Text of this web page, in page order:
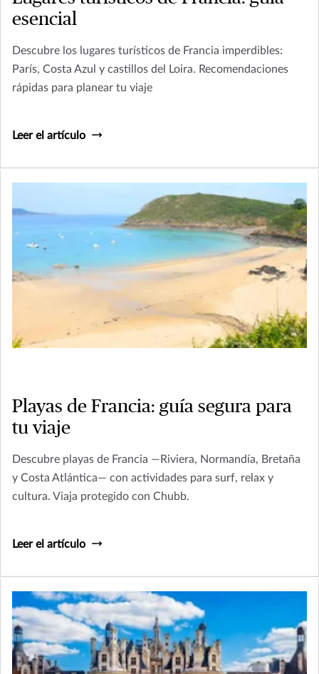
esencial
Descubre los lugares turísticos de Francia imperdibles:
París, Costa Azul y castillos del Loira. Recomendaciones
rápidas para planear tu viaje
Leer el artículo
Playas de Francia: guía segura para
tu viaje
Descubre playas de Francia —Riviera, Normandía, Bretaña
y Costa Atlántica— con actividades para surf, relax y
cultura. Viaja protegido con Chubb.
Leer el artículo